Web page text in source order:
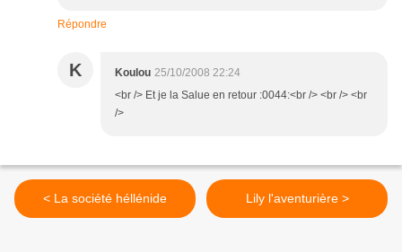
Répondre
K Koulou 25/10/2008 22:24
<br /> Et je la Salue en retour :0044:<br /> <br /> <br
/>
< La société héllénide Lily l'aventurière >